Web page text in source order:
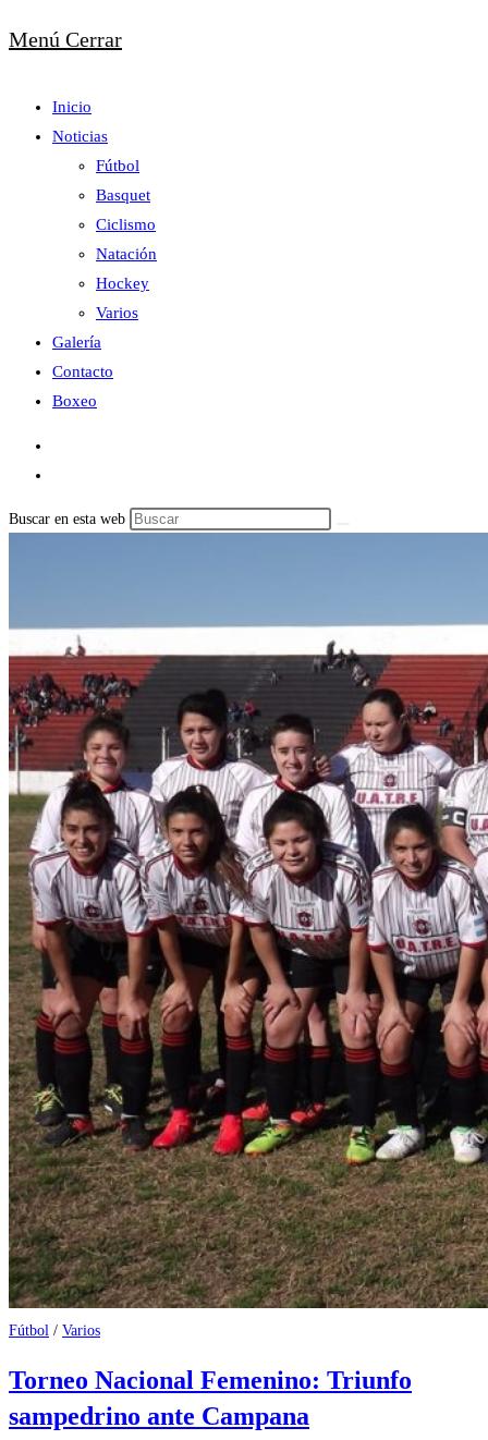
Menú Cerrar
Inicio
Noticias
Fútbol
Basquet
Ciclismo
Natación
Hockey
Varios
Galería
Contacto
Boxeo
Buscar en esta web
Fútbol / Varios
Torneo Nacional Femenino: Triunfo
sampedrino ante Campana